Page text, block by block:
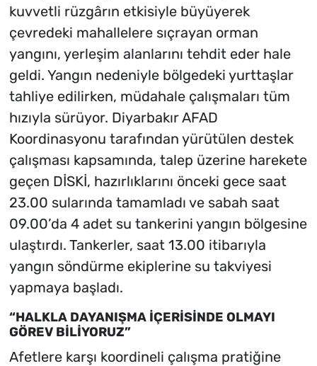
kuvvetli rüzgârın etkisiyle büyüyerek
çevredeki mahallelere sıçrayan orman
yangını, yerleşim alanlarını tehdit eder hale
geldi. Yangın nedeniyle bölgedeki yurttaşlar
tahliye edilirken, müdahale çalışmaları tüm
hızıyla sürüyor. Diyarbakır AFAD
Koordinasyonu tarafından yürütülen destek
çalışması kapsamında, talep üzerine harekete
geçen DİSKİ, hazırlıklarını önceki gece saat
23.00 sularında tamamladı ve sabah saat
09.00’da 4 adet su tankerini yangın bölgesine
ulaştırdı. Tankerler, saat 13.00 itibarıyla
yangın söndürme ekiplerine su takviyesi
yapmaya başladı.
“HALKLA DAYANIŞMA İÇERİSİNDE OLMAYI
GÖREV BİLİYORUZ”
Afetlere karşı koordineli çalışma pratiğine